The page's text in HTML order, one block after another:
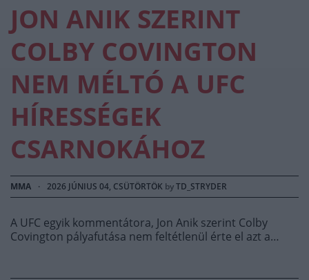
JON ANIK SZERINT
COLBY COVINGTON
NEM MÉLTÓ A UFC
HÍRESSÉGEK
CSARNOKÁHOZ
MMA · 2026 JÚNIUS 04, CSÜTÖRTÖK byTD_STRYDER
A UFC egyik kommentátora, Jon Anik szerint Colby
Covington pályafutása nem feltétlenül érte el azt a…